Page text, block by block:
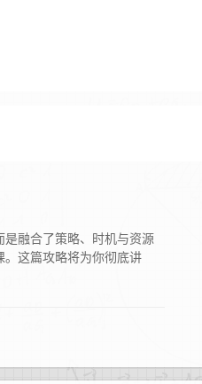
融合了策略、时机与资源
这篇攻略将为你彻底讲